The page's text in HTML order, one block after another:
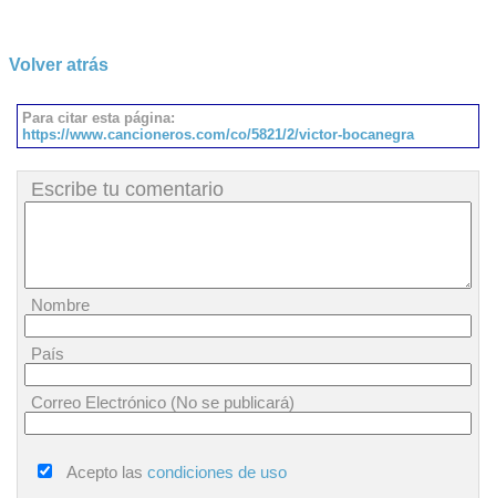
Volver atrás
Para citar esta página:
https://www.cancioneros.com/co/5821/2/victor-bocanegra
Escribe tu comentario
Nombre
País
Correo Electrónico (No se publicará)
Acepto las condiciones de uso